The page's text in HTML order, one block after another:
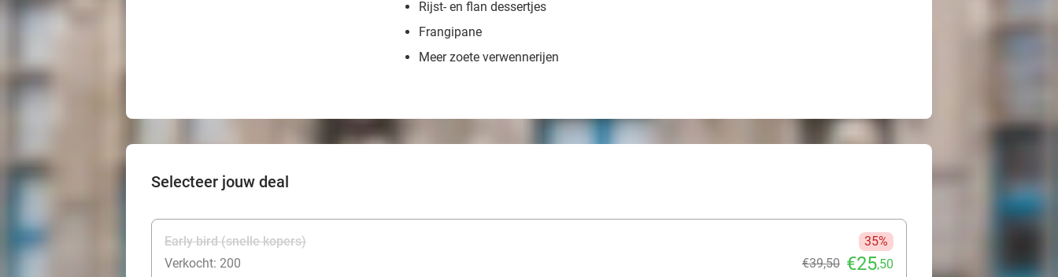
Rijst- en flan dessertjes
Frangipane
Meer zoete verwennerijen
Selecteer jouw deal
Early bird (snelle kopers)
35%
Verkocht: 200
€39,50 €25,50